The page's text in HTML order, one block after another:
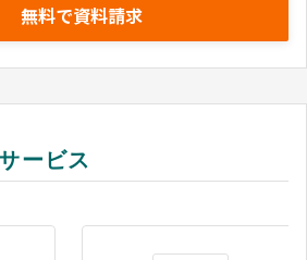
ポート・代行いたしますの
フト管理部門ができたような
スタッフ規模も問いません。放
エンジニアリングでも導入され
ナウイルス”のような緊急時の
無料で資料請求
ービス